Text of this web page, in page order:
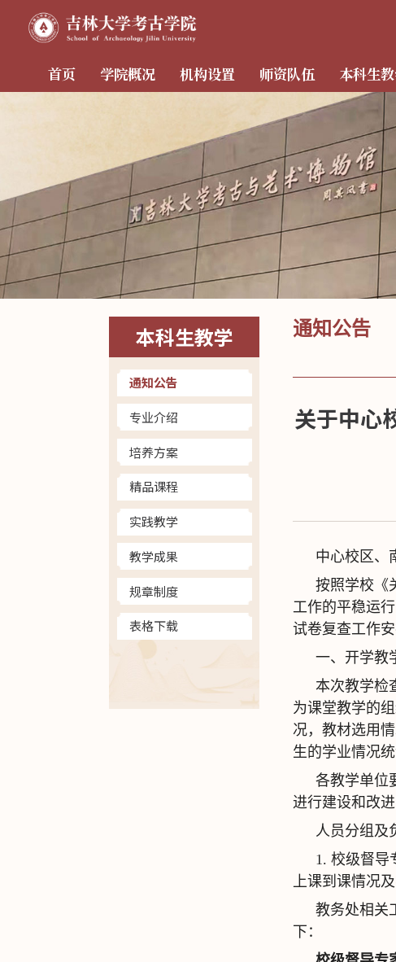
首页 学院概况 机构设置 师资队伍 本科生
本科生教学
通知公告
专业介绍
培养方案
精品课程
实践教学
教学成果
规章制度
表格下载
通知公告
关于中心
中心校区、
按照学校《
工作的平稳运
试卷复查工作安
一、开学教
本次教学检
为课堂教学的
况，教材选用
生的学业情况
各教学单位
进行建设和改
人员分组及
1. 校级督导
上课到课情况
教务处相关
下：